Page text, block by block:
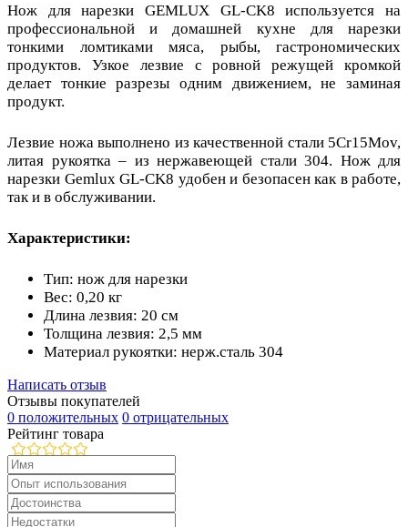
Нож для нарезки GEMLUX GL-CK8 используется на
профессиональной и домашней кухне для нарезки
тонкими ломтиками мяса, рыбы, гастрономических
продуктов. Узкое лезвие с ровной режущей кромкой
делает тонкие разрезы одним движением, не заминая
продукт.
Лезвие ножа выполнено из качественной стали 5Cr15Mov,
литая рукоятка – из нержавеющей стали 304. Нож для
нарезки Gemlux GL-CK8 удобен и безопасен как в работе,
так и в обслуживании.
Характеристики:
Тип: нож для нарезки
Вес: 0,20 кг
Длина лезвия: 20 см
Толщина лезвия: 2,5 мм
Материал рукоятки: нерж.сталь 304
Написать отзыв
Отзывы покупателей
0 положительных 0 отрицательных
Рейтинг товара